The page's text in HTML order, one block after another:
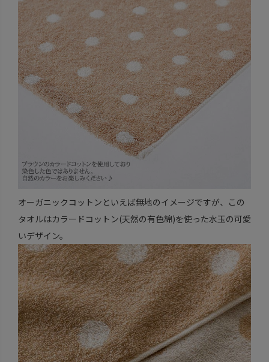
オーガニックコットンといえば無地のイメージですが、この
タオルはカラードコットン(天然の有色綿)を使った水玉の可愛
いデザイン。